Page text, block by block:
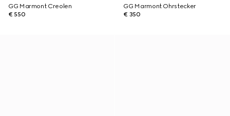
GG Marmont Creolen
€ 550
GG Marmont Ohrstecker
€ 350